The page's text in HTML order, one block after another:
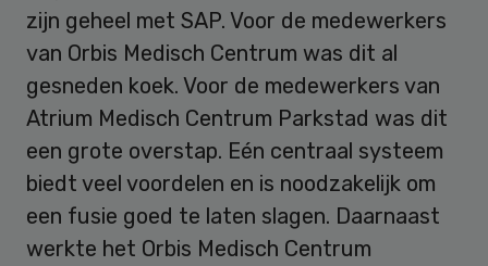
zijn geheel met SAP. Voor de medewerkers
van Orbis Medisch Centrum was dit al
gesneden koek. Voor de medewerkers van
Atrium Medisch Centrum Parkstad was dit
een grote overstap. Eén centraal systeem
biedt veel voordelen en is noodzakelijk om
een fusie goed te laten slagen. Daarnaast
werkte het Orbis Medisch Centrum